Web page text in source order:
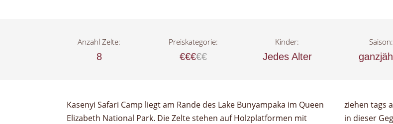
Anzahl Zelte:
8
Preiskategorie:
€€€€€
Kinder:
Jedes Alter
Saison:
Kasenyi Safari Camp liegt am Rande des Lake Bunyampaka im Queen
Elizabeth National Park. Die Zelte stehen auf Holzplatformen mit
ziehen tags aber auch in der Nacht durch das Camp. Häufig werden
in dieser